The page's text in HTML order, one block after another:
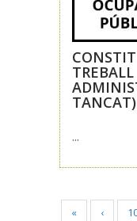
TANCAT)
...
« ‹